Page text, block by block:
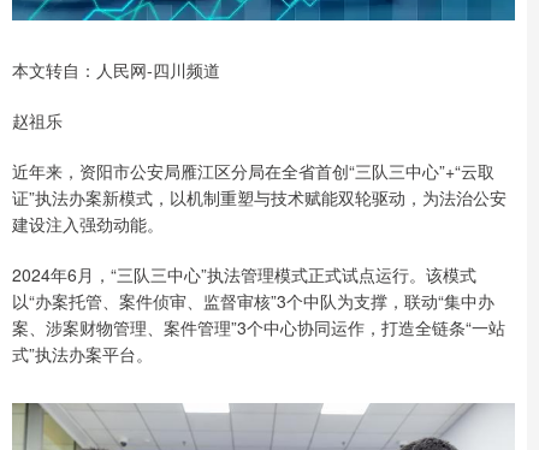
本文转自：人民网-四川频道
赵祖乐
近年来，资阳市公安局雁江区分局在全省首创“三队三中心”+“云取
证”执法办案新模式，以机制重塑与技术赋能双轮驱动，为法治公安
建设注入强劲动能。
2024年6月，“三队三中心”执法管理模式正式试点运行。该模式
以“办案托管、案件侦审、监督审核”3个中队为支撑，联动“集中办
案、涉案财物管理、案件管理”3个中心协同运作，打造全链条“一站
式”执法办案平台。